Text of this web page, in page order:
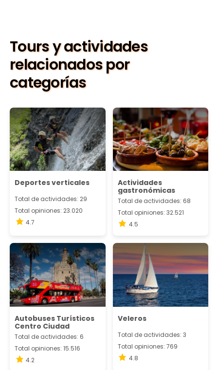
Tours y actividades
relacionados por
categorías
Deportes verticales
Total de actividades: 29
Total opiniones: 23.020
4.7
Actividades
gastronómicas
Total de actividades: 68
Total opiniones: 32.521
4.5
Autobuses Turísticos
Centro Ciudad
Total de actividades: 6
Total opiniones: 15.516
4.2
Veleros
Total de actividades: 3
Total opiniones: 769
4.8